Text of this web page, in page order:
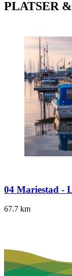
PLATSER
04 Mariestad -
67.7 km